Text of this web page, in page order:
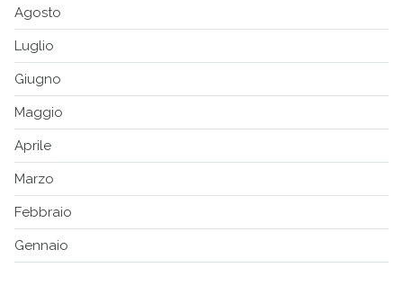
Agosto
Luglio
Giugno
Maggio
Aprile
Marzo
Febbraio
Gennaio